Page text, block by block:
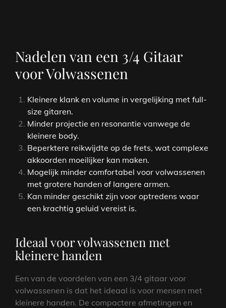
Nadelen van een 3/4 Gitaar
voor Volwassenen
Kleinere klank en volume in vergelijking met full-
size gitaren.
Minder projectie en resonantie vanwege de
kleinere body.
Beperktere reikwijdte op de frets, wat complexe
akkoorden moeilijker kan maken.
Mogelijk minder comfortabel voor volwassenen
met grotere handen of langere armen.
Kan minder geschikt zijn voor optredens waar
een krachtig geluid vereist is.
Ideaal voor volwassenen met
kleinere handen
Een van de voordelen van een 3/4 gitaar voor
volwassenen is dat het ideaal is voor mensen met
kleinere handen. De compactere afmetingen en